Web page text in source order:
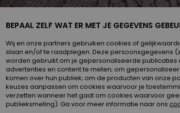
BEPAAL ZELF WAT ER MET JE GEGEVENS
Wij en onze partners gebruiken cookies of
slaan en/of te raadplegen. Deze persoonsgegevens
worden gebruikt om je gepersonaliseerde
advertenties en content te meten; om
komen over hun publiek; om de producten van onze
keuzes aanpassen om cookies waarvoor je
verzetten wanneer het gaat om cookies waarvoor
publieksmeting). Ga voor meer informatie naar ons